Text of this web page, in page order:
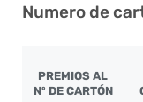
Numero de
PREMIOS AL
Nº DE CARTÓN